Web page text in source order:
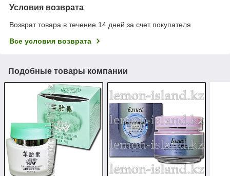
Условия возврата
Возврат товара в течение 14 дней за счет покупателя
Все условия возврата
Подобные товары компании